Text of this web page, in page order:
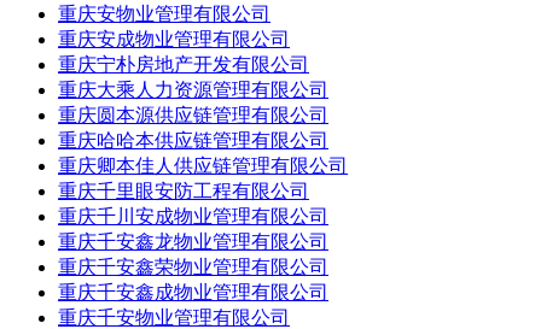
重庆安物业管理有限公司
重庆安成物业管理有限公司
重庆宁朴房地产开发有限公司
重庆大乘人力资源管理有限公司
重庆圆本源供应链管理有限公司
重庆哈哈本供应链管理有限公司
重庆卿本佳人供应链管理有限公司
重庆千里眼安防工程有限公司
重庆千川安成物业管理有限公司
重庆千安鑫龙物业管理有限公司
重庆千安鑫荣物业管理有限公司
重庆千安鑫成物业管理有限公司
重庆千安物业管理有限公司